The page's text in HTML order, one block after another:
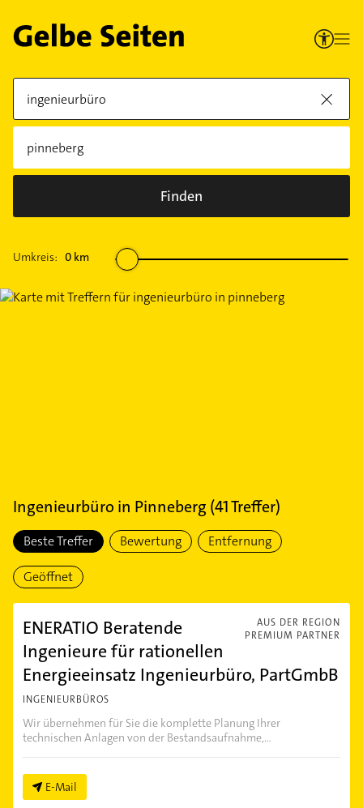
Finden
Umkreis: 0 km
Ingenieurbüro in Pinneberg (41Treffer)
Beste Treffer Bewertung Entfernung
Geöffnet
AUS DER REGION
PREMIUM PARTNER
ENERATIO Beratende
Ingenieure für rationellen
Energieeinsatz Ingenieurbüro, PartGmbB
INGENIEURBÜROS
Wir übernehmen für Sie die komplette Planung Ihrer
technischen Anlagen von der Bestandsaufnahme,...
E-Mail